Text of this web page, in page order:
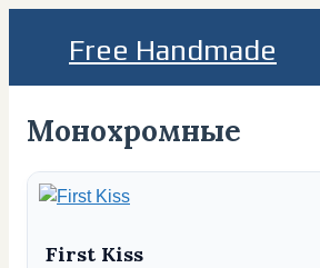
Free Handmade
Монохромные
First Kiss